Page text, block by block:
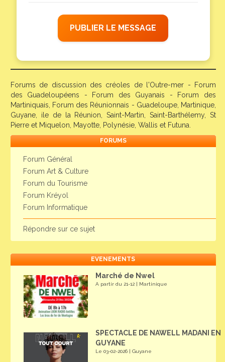
PUBLIER LE MESSAGE
Forums de discussion des créoles de l'Outre-mer - Forum
des Guadeloupéens - Forum des Guyanais - Forum des
Martiniquais, Forum des Réunionnais - Guadeloupe, Martinique,
Guyane, ile de la Réunion, Saint-Martin, Saint-Barthélemy, St
Pierre et Miquelon, Mayotte, Polynésie, Wallis et Futuna.
FORUMS
Forum Général
Forum Art & Culture
Forum du Tourisme
Forum Kréyol
Forum Informatique
Répondre sur ce sujet
EVENEMENTS
Marché de Nwel
A partir du 21-12 | Martinique
SPECTACLE DE NAWELL MADANI EN
GUYANE
Le 03-02-2026 | Guyane